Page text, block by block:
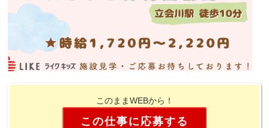
このままWEBから！
この仕事に応募する